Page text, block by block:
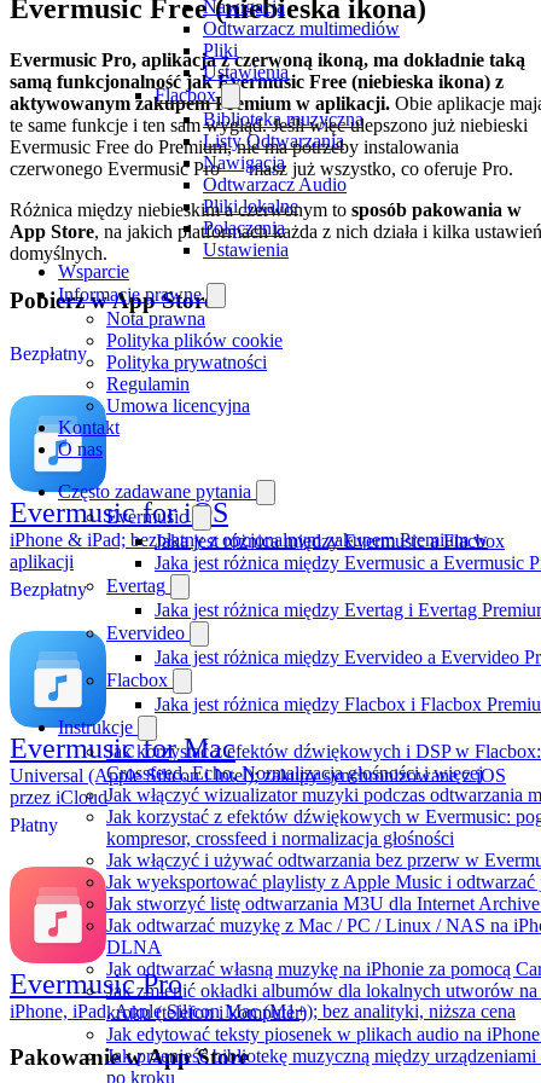
Nawigacja
Odtwarzacz multimediów
Pliki
Ustawienia
Flacbox
Biblioteka muzyczna
Listy Odtwarzania
Nawigacja
Odtwarzacz Audio
Pliki lokalne
Połączenia
Ustawienia
Wsparcie
Informacje prawne
Nota prawna
Polityka plików cookie
Polityka prywatności
Regulamin
Umowa licencyjna
Kontakt
O nas
Często zadawane pytania
Evermusic
Jaka jest różnica między Evermusic a Flacbox
Jaka jest różnica między Evermusic a Evermusic
Evertag
Jaka jest różnica między Evertag i Evertag
Evervideo
Jaka jest różnica między Evervideo a Evervideo
Flacbox
Jaka jest różnica między Flacbox i Flacbox
Instrukcje
Jak korzystać z efektów dźwiękowych i DSP w
Crossfeed, Echo, Normalizacja głośności i więcej
Jak włączyć wizualizator muzyki podczas odtwarzania
Jak korzystać z efektów dźwiękowych w Evermusic:
kompresor, crossfeed i normalizacja głośności
Jak włączyć i używać odtwarzania bez przerw w
Jak wyeksportować playlisty z Apple Music i
Jak stworzyć listę odtwarzania M3U dla Internet
Jak odtwarzać muzykę z Mac / PC / Linux / NAS na
DLNA
Jak odtwarzać własną muzykę na iPhonie za pomocą
Jak zmienić okładki albumów dla lokalnych utworów
kroku (telefon i komputer)
Jak edytować teksty piosenek w plikach audio na
Jak przenieść bibliotekę muzyczną między
po kroku
Evermusic Free (niebieska ikona)
Evermusic Pro, aplikacja z czerwoną ikoną, ma dokładnie taką
samą funkcjonalność jak Evermusic Free (niebieska ikona) z
aktywowanym zakupem Premium w aplikacji. Obie aplikacje
te same funkcje i ten sam wygląd. Jeśli więc ulepszono już niebieski
Evermusic Free do Premium, nie ma potrzeby instalowania
czerwonego Evermusic Pro — masz już wszystko, co oferuje Pro.
Różnica między niebieskim a czerwonym to sposób pakowania w
App Store, na jakich platformach każda z nich działa i kilka ustawień
domyślnych.
Pobierz w App Store
Evermusic for iOS
iPhone & iPad; bezpłatny z opcjonalnym zakupem Premium w
aplikacji
Bezpłatny
Evermusic for Mac
Universal (Apple Silicon i Intel); zakupy synchronizowane z iOS
przez iCloud
Bezpłatny
Evermusic Pro
iPhone, iPad, Apple Silicon Mac (M1+); bez analityki, niższa cena
Płatny
Pakowanie w App Store